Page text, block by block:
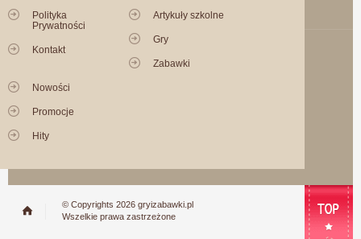
Polityka
Prywatności
Kontakt
Artykuły szkolne
Gry
Zabawki
Nowości
Promocje
Hity
© Copyrights 2026 gryizabawki.pl
Wszelkie prawa zastrzeżone